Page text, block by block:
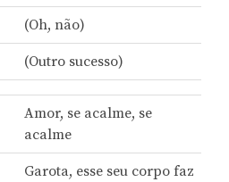
(Oh, não)
(Outro sucesso)
Amor, se acalme, se
acalme
Garota, esse seu corpo faz